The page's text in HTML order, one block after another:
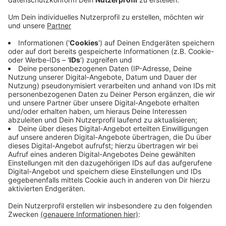
Verdächtige einen Mitarbeiter durch ein
Ablenkungsmanöver für einen längeren Zeitraum von
der Kasse weggelockt.
Die Zeit hat er genutzt und er soll einen vierstelligen
Betrag aus der Kasse gestohlen haben. Anschließend
sei der Mann geflüchtet.
Nach Angaben der Polizei handelt es sich um einen ca.
20 bis 30 Jahre alten und 1,80 Meter großen Mann. Er
trage einen Dreitagebart, sei schlank und spreche nur
gebrochen Deutsch.
Anzeige